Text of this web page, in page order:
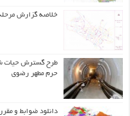
خلاصه گزارش
طرح گسترش حیات
حرم مطهر رضوي
دانلود ضوابط و